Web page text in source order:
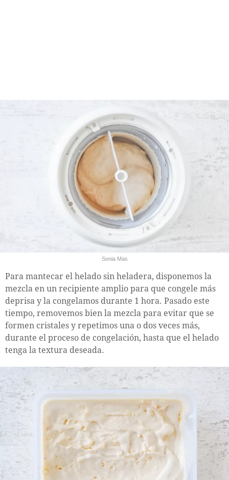
Sonia Mas
Para mantecar el helado sin heladera, disponemos la
mezcla en un recipiente amplio para que congele más
deprisa y la congelamos durante 1 hora. Pasado este
tiempo, removemos bien la mezcla para evitar que se
formen cristales y repetimos una o dos veces más,
durante el proceso de congelación, hasta que el helado
tenga la textura deseada.